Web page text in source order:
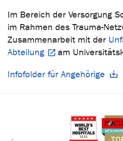
Im Bereich der Versorgung
im Rahmen des Trauma-
Zusammenarbeit mit der
Abteilung
am
Infofolder für Angehörige